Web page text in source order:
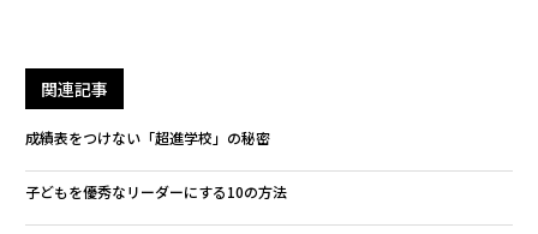
関連記事
成績表をつけない「超進学校」の秘密
子どもを優秀なリーダーにする10の方法